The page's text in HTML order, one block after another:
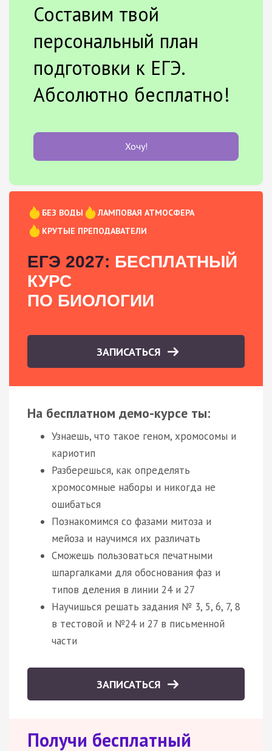
Составим твой
персональный план
подготовки к ЕГЭ.
Абсолютно бесплатно!
Хочу!
БЕЗ ВОДЫ
ЛАМПОВАЯ АТМОСФЕРА
КРУТЫЕ ПРЕПОДАВАТЕЛИ
ЕГЭ 2027: БЕСПЛАТНЫЙ
КУРС
ПО БИОЛОГИИ
ЗАПИСАТЬСЯ
На бесплатном демо-курсе ты:
Узнаешь, что такое геном, хромосомы и
кариотип
Разберешься, как определять
хромосомные наборы и никогда не
ошибаться
Познакомимся со фазами митоза и
мейоза и научимся их различать
Сможешь пользоваться печатными
шпаргалками для обоснования фаз и
типов деления в линии 24 и 27
Научишься решать задания № 3, 5, 6, 7, 8
в тестовой и №24 и 27 в письменной
части
ЗАПИСАТЬСЯ
Получи бесплатный